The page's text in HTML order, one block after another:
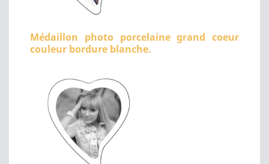
Médaillon photo porcelaine grand coeur
couleur bordure blanche.